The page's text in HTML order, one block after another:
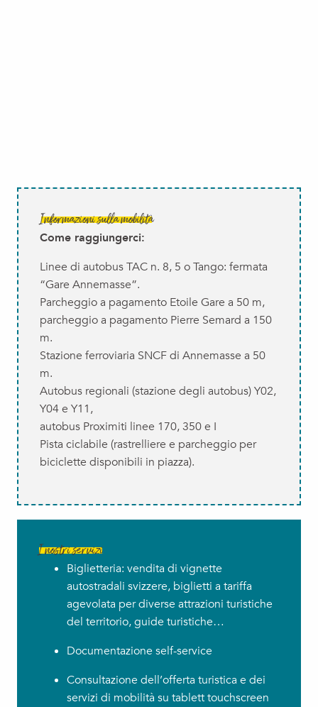
Informazioni sulla mobilità
Come raggiungerci:
Linee di autobus TAC n. 8, 5 o Tango: fermata
“Gare Annemasse”.
Parcheggio a pagamento Etoile Gare a 50 m,
parcheggio a pagamento Pierre Semard a 150
m.
Stazione ferroviaria SNCF di Annemasse a 50
m.
Autobus regionali (stazione degli autobus) Y02,
Y04 e Y11,
autobus Proximiti linee 170, 350 e I
Pista ciclabile (rastrelliere e parcheggio per
biciclette disponibili in piazza).
I nostri servizi
Biglietteria: vendita di vignette
autostradali svizzere, biglietti a tariffa
agevolata per diverse attrazioni turistiche
del territorio, guide turistiche…
Documentazione self-service
Consultazione dell’offerta turistica e dei
servizi di mobilità su tablett touchscreen